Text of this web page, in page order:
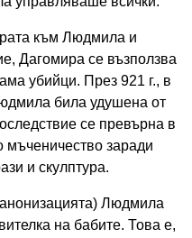
към Людмила и
Дагомира се възползва
убийци. През 921 г., в
била удушена от
се превърна в
мъченичество заради
и скулптура.
Людмила
на бабите. Това е,